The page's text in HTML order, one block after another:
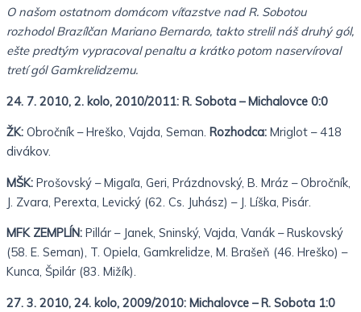
O našom ostatnom domácom víťazstve nad R. Sobotou
rozhodol Brazílčan Mariano Bernardo, takto strelil náš druhý gól,
ešte predtým vypracoval penaltu a krátko potom naservíroval
tretí gól Gamkrelidzemu.
24. 7. 2010, 2. kolo, 2010/2011: R. Sobota – Michalovce 0:0
ŽK: Obročník – Hreško, Vajda, Seman. Rozhodca: Mriglot – 418
divákov.
MŠK: Prošovský – Migaľa, Geri, Prázdnovský, B. Mráz – Obročník,
J. Zvara, Perexta, Levický (62. Cs. Juhász) – J. Líška, Pisár.
MFK ZEMPLÍN: Pillár – Janek, Sninský, Vajda, Vanák – Ruskovský
(58. E. Seman), T. Opiela, Gamkrelidze, M. Brašeň (46. Hreško) –
Kunca, Špilár (83. Mižík).
27. 3. 2010, 24. kolo, 2009/2010: Michalovce – R. Sobota 1:0